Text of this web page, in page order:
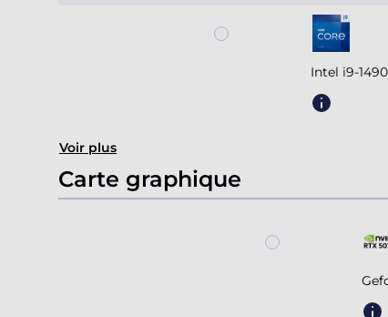
Intel i9-
Voir plus
Carte graphique